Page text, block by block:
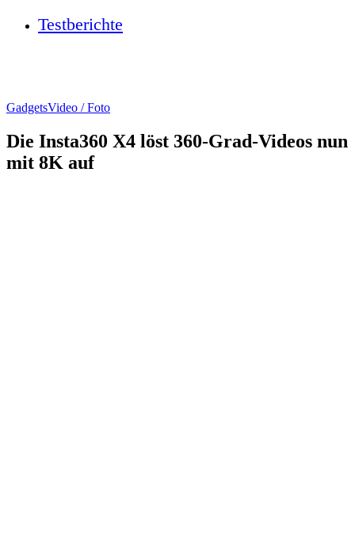
Testberichte
GadgetsVideo / Foto
Die Insta360 X4 löst 360-Grad-Videos nun
mit 8K auf